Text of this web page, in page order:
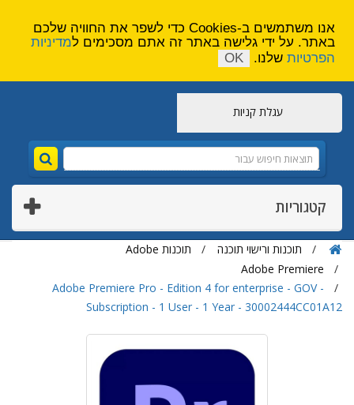
עגלת קניות
קטגוריות
תוכנות ורישוי תוכנה
תוכנות Adobe
Adobe Premiere
Adobe Premiere Pro - Edition 4 for enterprise - GOV -
Subscription - 1 User - 1 Year - 30002444CC01A12
אנו משתמשים ב-Cookies כדי לשפר את החוויה שלכם
באתר. על ידי גלישה באתר זה אתם מסכימים למדיניות
הפרטיות שלנו. OK